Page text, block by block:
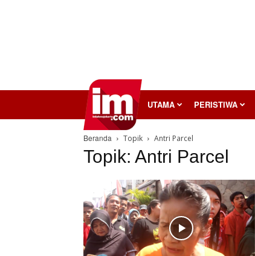
InilahMojokerto UTAMA PERISTIWA
Beranda Topik Antri Parcel
Topik: Antri Parcel